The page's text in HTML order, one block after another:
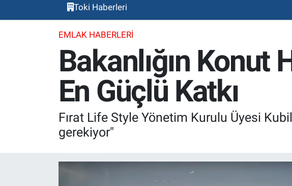
Toki Haberleri
EMLAK HABERLERI
Bakanlığın Konut
En Güçlü Katkı
Fırat Life Style Yönetim Kurulu Üyesi
gerekiyor"